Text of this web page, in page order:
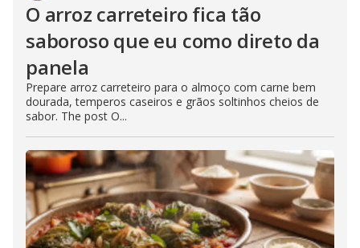
O arroz carreteiro fica tão
saboroso que eu como direto da
panela
Prepare arroz carreteiro para o almoço com carne bem
dourada, temperos caseiros e grãos soltinhos cheios de
sabor. The post O...